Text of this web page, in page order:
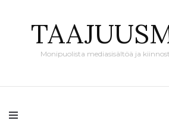
Monipuolista mediasisältöä ja